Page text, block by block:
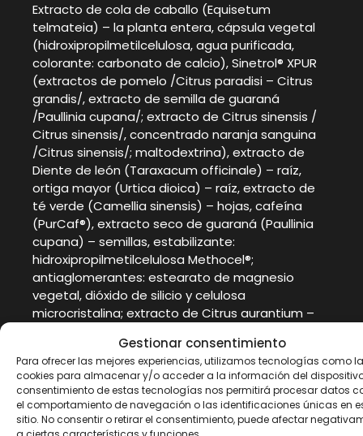
Gestionar consentimiento
Para ofrecer las mejores experiencias, utilizamos tecnologías como
cookies para almacenar y/o acceder a la información del
consentimiento de estas tecnologías nos permitirá procesar datos
el comportamiento de navegación o las identificaciones únicas en
sitio. No consentir o retirar el consentimiento, puede afectar
Extracto de cola de caballo (Equisetum
telmateia) – la planta entera, cápsula vegetal
(hidroxipropilmetilcelulosa, agua purificada,
colorante: carbonato de calcio), Sinetrol® XPUR
(extractos de pomelo /Citrus paradisi – Citrus
grandis/, extracto de semilla de guaraná
/Paullinia cupana/; extracto de Citrus sinensis /
Citrus sinensis/, concentrado naranja sanguina
/Citrus sinensis/; maltodextrina), extracto de
Diente de león (Taraxacum officinale) – raíz,
ortiga mayor (Urtica dioica) – raíz, extracto de
té verde (Camellia sinensis) – hojas, cafeína
(PurCaf®), extracto seco de guaraná (Paullinia
cupana) – semillas, estabilizante:
hidroxipropilmetilcelulosa Methocel®;
antiaglomerantes: estearato de magnesio
vegetal, dióxido de silicio y celulosa
microcristalina; extracto de Citrus aurantium –
(Piper nigrum) – fruto.
Dosis recomendada:3 cápsulas.
Instrucciones de uso:Tomar 3 cápsulas 30-60
minutos antes de la actividad física con
abundante agua.